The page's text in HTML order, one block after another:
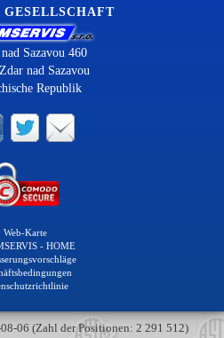
GESELLSCHAFT
Sazavou 460
nad Sazavou
Republik
Web-Karte
- HOME
06 (Zahl der Positionen: 2 291 512)